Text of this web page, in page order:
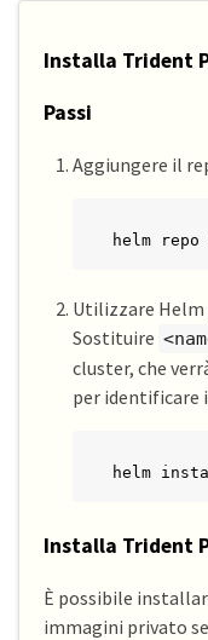
Installa Trident
Passi
Aggiungere il
helm
Utilizzare
Sostituire
cluster, che
per identificare
helm
Installa Trident
È possibile
immagini privato